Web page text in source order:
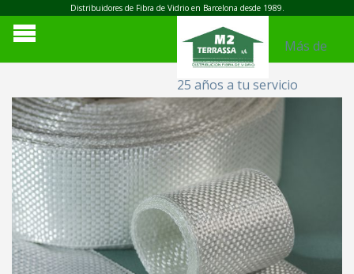
Distribuidores de Fibra de Vidrio en Barcelona desde 1989.
Más de
25 años a tu servicio